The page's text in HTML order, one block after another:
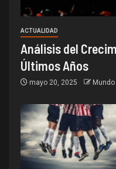
ACTUALIDAD
Análisis del
Últimos Años
mayo 20, 2025